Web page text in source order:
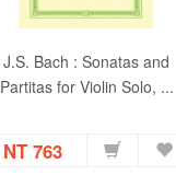
J.S. Bach : Sonatas and
Partitas for Violin Solo, ...
NT 763